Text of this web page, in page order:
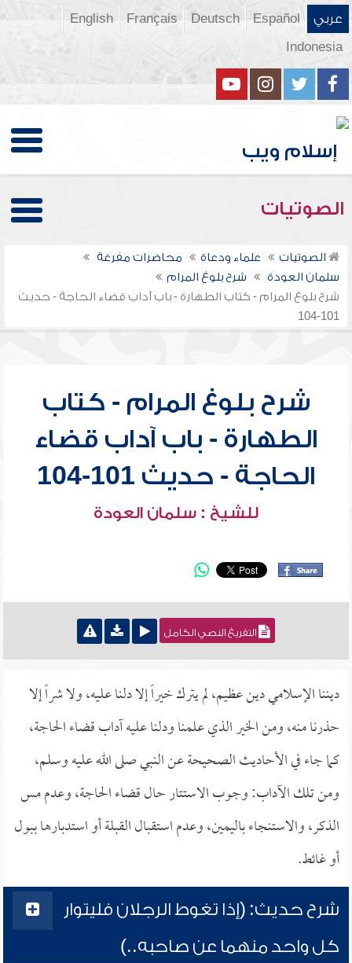
عربي Español
Deutsch
Français
English
Indonesia
الصوتيات
الصوتيات علماء ودعاة
محاضرات مفرغة
سلمان العودة
شرح بلوغ المرام
شرح بلوغ المرام - كتاب الطهارة - باب آداب قضاء الحاجة - حديث
101-104
شرح بلوغ المرام - كتاب
الطهارة - باب آداب قضاء
الحاجة - حديث 101-104
للشيخ : سلمان العودة
التفريغ النصي الكامل
ديننا الإسلامي دين عظيم، لم يترك خيراً إلا دلنا عليه، ولا شراً إلا
حذرنا منه، ومن الخير الذي علمنا ودلنا عليه آداب قضاء الحاجة،
كما جاء في الأحاديث الصحيحة عن النبي صلى الله عليه وسلم،
ومن تلك الآداب: وجوب الاستتار حال قضاء الحاجة، وعدم مس
الذكر، والاستنجاء باليمين، وعدم استقبال القبلة أو استدبارها ببول
أو غائط.
شرح حديث: (إذا تغوط الرجلان فليتوار
كل واحد منهما عن صاحبه..)